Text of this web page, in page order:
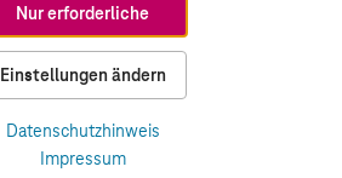
Nur erforderliche
Einstellungen ändern
Datenschutzhinweis
Impressum